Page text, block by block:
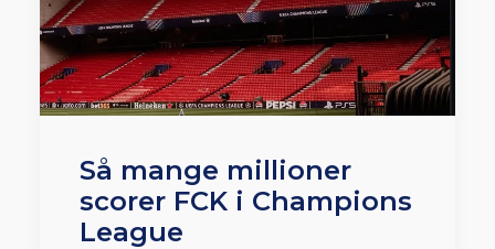
Så mange millioner
scorer FCK i Champions
League